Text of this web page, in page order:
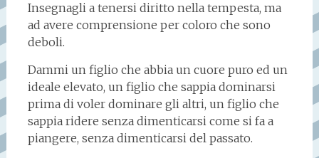
Insegnagli a tenersi diritto nella tempesta, ma
ad avere comprensione per coloro che sono
deboli.
Dammi un figlio che abbia un cuore puro ed un
ideale elevato, un figlio che sappia dominarsi
prima di voler dominare gli altri, un figlio che
sappia ridere senza dimenticarsi come si fa a
piangere, senza dimenticarsi del passato.